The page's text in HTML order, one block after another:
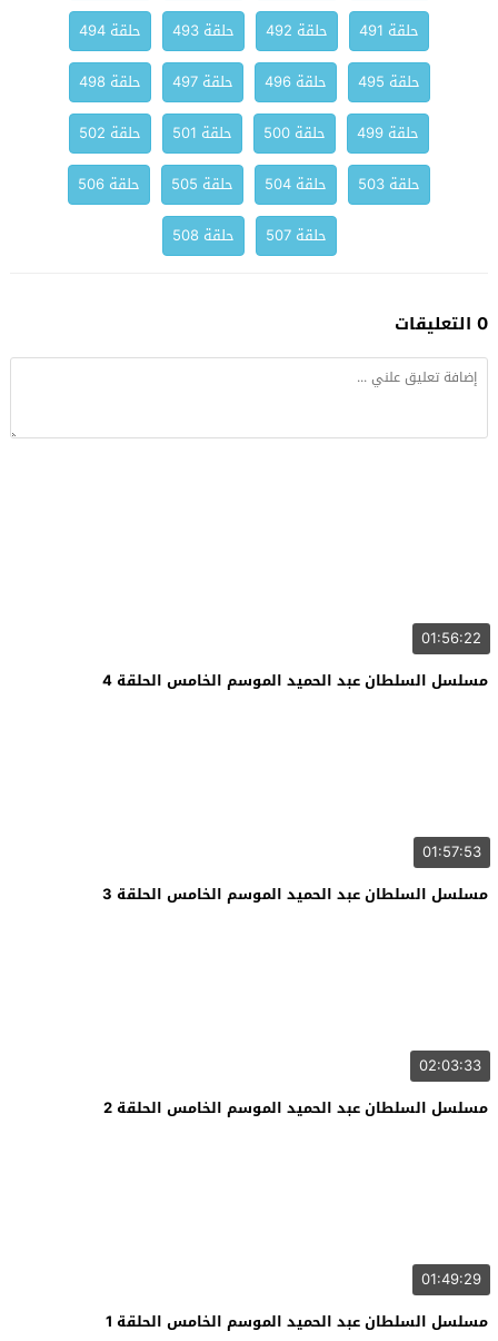
حلقة 491
حلقة 492 حلقة 493
حلقة 494
حلقة 495
حلقة 496 حلقة 497
حلقة 498
حلقة 499
حلقة 500 حلقة 501
حلقة 502
حلقة 503
حلقة 504 حلقة 505
حلقة 506
حلقة 507
حلقة 508
0 التعليقات
01:56:22
مسلسل السلطان عبد الحميد الموسم الخامس الحلقة 4
01:57:53
مسلسل السلطان عبد الحميد الموسم الخامس الحلقة 3
02:03:33
مسلسل السلطان عبد الحميد الموسم الخامس الحلقة 2
01:49:29
مسلسل السلطان عبد الحميد الموسم الخامس الحلقة 1